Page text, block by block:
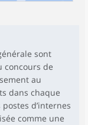
sont
concours de
au
dans chaque
d’internes
comme une